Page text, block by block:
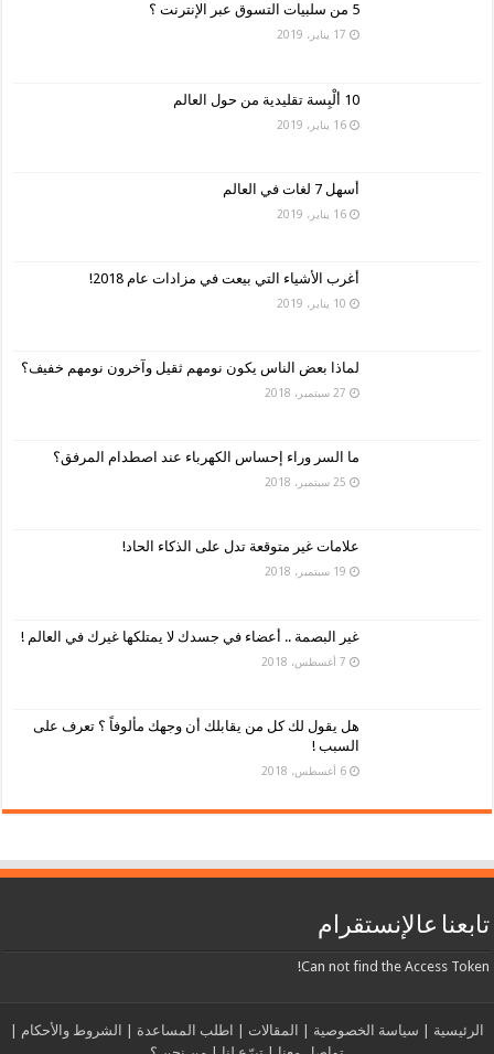
5 من سلبيات التسوق عبر الإنترنت ؟
17 يناير، 2019
10 ألْبِسة تقليدية من حول العالم
16 يناير، 2019
أسهل 7 لغات في العالم
16 يناير، 2019
أغرب الأشياء التي بيعت في مزادات عام 2018!
10 يناير، 2019
لماذا بعض الناس يكون نومهم ثقيل وآخرون نومهم خفيف؟
27 سبتمبر، 2018
ما السر وراء إحساس الكهرباء عند اصطدام المرفق؟
25 سبتمبر، 2018
علامات غير متوقعة تدل على الذكاء الحاد!
19 سبتمبر، 2018
غير البصمة .. أعضاء في جسدك لا يمتلكها غيرك في العالم !
7 أغسطس، 2018
هل يقول لك كل من يقابلك أن وجهك مألوفاً ؟ تعرف على
السبب !
6 أغسطس، 2018
تابعنا عالإنستقرام
Can not find the Access Token!
الرئيسية سياسة الخصوصية المقالات اطلب المساعدة الشروط والأحكام